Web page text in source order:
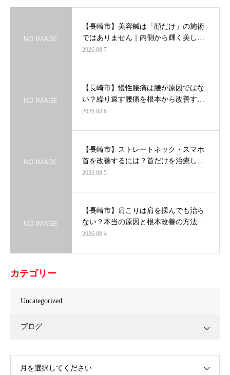
【長崎市】美容鍼は「顔だけ」の施術
ではありません｜内側から輝く美し…
2026.08.7
【長崎市】慢性腰痛は腰が原因ではな
い？繰り返す腰痛を根本から改善す…
2026.08.6
【長崎市】ストレートネック・スマホ
首を改善するには？首だけを治療し…
2026.08.5
【長崎市】肩こりは肩を揉んでも治ら
ない？本当の原因と根本改善の方法…
2026.08.4
カテゴリー
Uncategorized
ブログ
月を選択してください